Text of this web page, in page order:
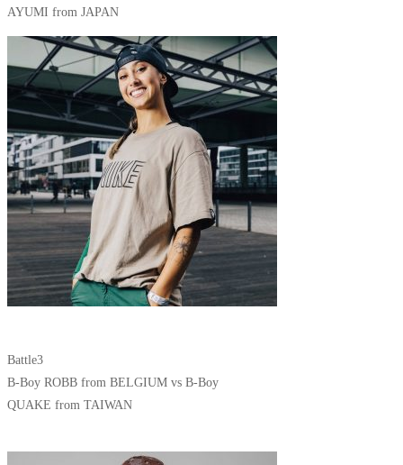
AYUMI from JAPAN
Battle3
B-Boy ROBB from BELGIUM vs B-Boy
QUAKE from TAIWAN